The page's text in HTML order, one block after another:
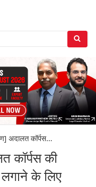
अदालत कॉर्पस...
कॉर्पस की
लगाने के लिए